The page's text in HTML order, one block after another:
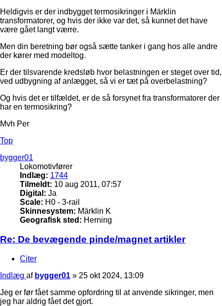
Heldigvis er der indbygget termosikringer i Märklin
transformatorer, og hvis der ikke var det, så kunnet det have
være gået langt værre.
Men din beretning bør også sætte tanker i gang hos alle andre
der kører med modeltog.
Er der tilsvarende kredsløb hvor belastningen er steget over tid,
ved udbygning af anlægget, så vi er tæt på overbelastning?
Og hvis det er tilfældet, er de så forsynet fra transformatorer der
har en termosikring?
Mvh Per
Top
bygger01
Lokomotivfører
Indlæg: 1744
Tilmeldt: 10 aug 2011, 07:57
Digital: Ja
Scale: H0 - 3-rail
Skinnesystem: Märklin K
Geografisk sted: Herning
Re: De bevægende pinde/magnet artikler
Citer
Indlæg af bygger01 » 25 okt 2024, 13:09
Jeg er før fået samme opfordring til at anvende sikringer, men
jeg har aldrig fået det gjort.